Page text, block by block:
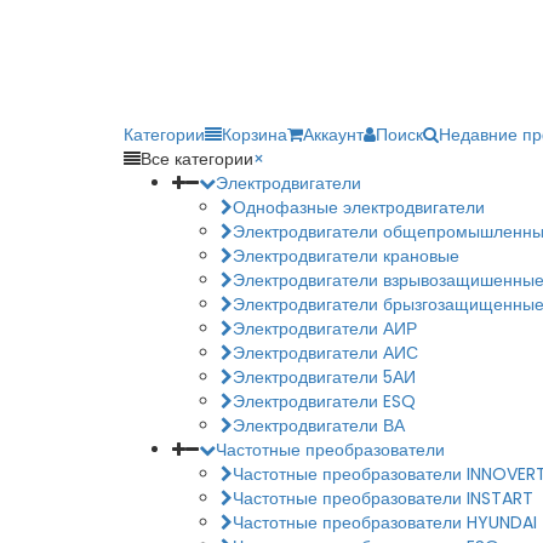
Категории Корзина Аккаунт Поиск Недавние
Все категории×
Электродвигатели
Однофазные электродвигатели
Электродвигатели
Электродвигатели крановые
Электродвигатели взрывозащишенные
Электродвигатели брызгозащищенные
Электродвигатели АИР
Электродвигатели АИС
Электродвигатели 5АИ
Электродвигатели ESQ
Электродвигатели ВА
Частотные преобразователи
Частотные преобразователи
Частотные преобразователи INSTART
Частотные преобразователи HYUNDAI